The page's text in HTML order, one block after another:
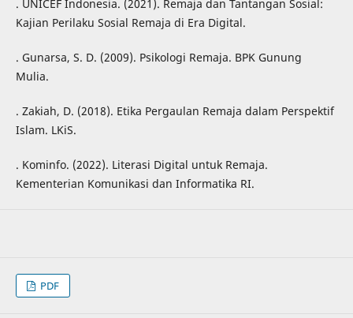
. UNICEF Indonesia. (2021). Remaja dan Tantangan Sosial:
Kajian Perilaku Sosial Remaja di Era Digital.
. Gunarsa, S. D. (2009). Psikologi Remaja. BPK Gunung
Mulia.
. Zakiah, D. (2018). Etika Pergaulan Remaja dalam Perspektif
Islam. LKiS.
. Kominfo. (2022). Literasi Digital untuk Remaja.
Kementerian Komunikasi dan Informatika RI.
PDF